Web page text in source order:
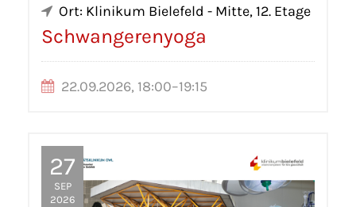
Ort: Klinikum Bielefeld - Mitte, 12. Etage
Schwangerenyoga
22.09.2026, 18:00–19:15
27
SEP
2026